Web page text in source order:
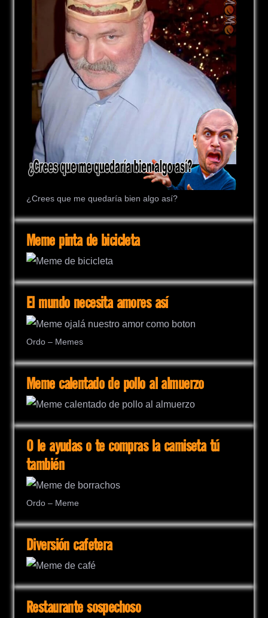
¿Crees que me quedaría bien algo así?
Meme pinta de bicicleta
El mundo necesita amores así
Ordo – Memes
Meme calentado de pollo al almuerzo
O le ayudas o te compras la camiseta tú
también
Ordo – Meme
Diversión cafetera
Restaurante sospechoso